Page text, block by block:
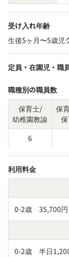
受け入れ年齢
生後5ヶ月〜5歳児
定員・在園児・職
職種別の職員数
保育士/
幼稚園教諭
保
6
利用料金
0-2歳　35,700円
0-2歳　半日